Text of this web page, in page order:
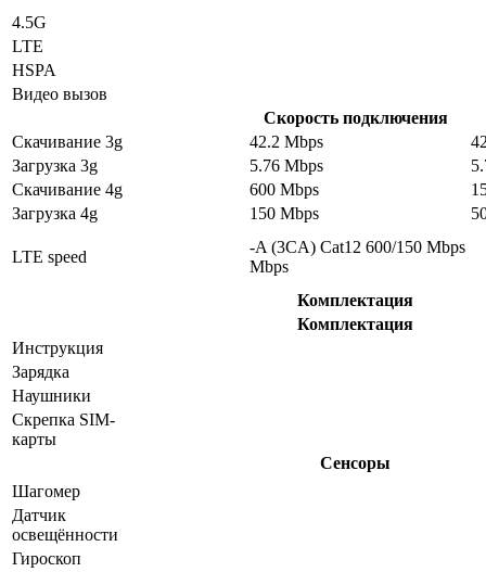
4.5G
LTE
HSPA
Видео вызов
Скорость подключения
Скачивание 3g
42.2 Mbps
Загрузка 3g
5.76 Mbps
Скачивание 4g
600 Mbps
Загрузка 4g
150 Mbps
LTE speed
-A (3CA) Cat12 600/150 Mbps
Mbps
Комплектация
Комплектация
Инструкция
Зарядка
Наушники
Скрепка SIM-
карты
Сенсоры
Шагомер
Датчик
освещённости
Гироскоп